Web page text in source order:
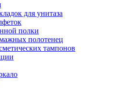
для унитаза
полки
полотенец
тампонов